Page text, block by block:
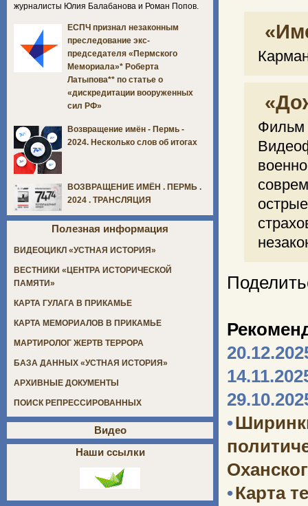
Фильм
•
•Карта
журналисты Юлия Балабанова и Роман Попов.
ЕСПЧ признал незаконным
преследование экс-
председателя «Пермского
Мемориала»* Роберта
Латыпова** по статье о
«дискредитации вооруженных
сил РФ»
Возвращение имён - Пермь -
2024. Несколько слов об итогах
ВОЗВРАЩЕНИЕ ИМЁН . ПЕРМЬ .
2024 . ТРАНСЛЯЦИЯ
Полезная информация
ВИДЕОЦИКЛ «УСТНАЯ ИСТОРИЯ»
ВЕСТНИКИ «ЦЕНТРА ИСТОРИЧЕСКОЙ
ПАМЯТИ»
КАРТА ГУЛАГА В ПРИКАМЬЕ
КАРТА МЕМОРИАЛОВ В ПРИКАМЬЕ
МАРТИРОЛОГ ЖЕРТВ ТЕРРОРА
БАЗА ДАННЫХ «УСТНАЯ ИСТОРИЯ»
АРХИВНЫЕ ДОКУМЕНТЫ
ПОИСК РЕПРЕССИРОВАННЫХ
Видео
Наши ссылки